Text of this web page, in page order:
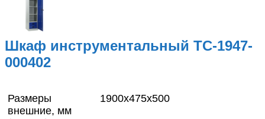
Подъем на этаж
О компании
Инструкции по сборке
Шкаф инструментальный TC-1947-
000402
Размеры
внешние, мм
1900x475x500